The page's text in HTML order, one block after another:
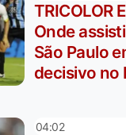
TRICOLOR
Onde
São Paulo
decisivo no
04:02